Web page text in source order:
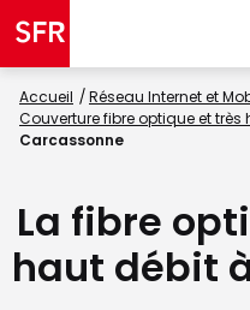
Accueil
Réseau Internet et
Couverture fibre optique et très
Carcassonne
La fibre
haut débit